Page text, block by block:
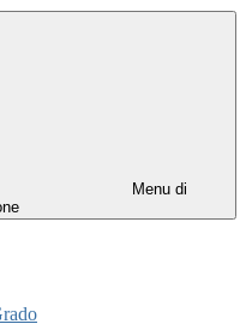
Menu di